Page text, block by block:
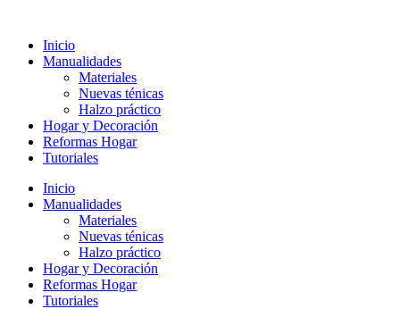
contenido
Inicio
Manualidades
Materiales
Nuevas ténicas
Halzo práctico
Hogar y Decoración
Reformas Hogar
Tutoriales
Inicio
Manualidades
Materiales
Nuevas ténicas
Halzo práctico
Hogar y Decoración
Reformas Hogar
Tutoriales